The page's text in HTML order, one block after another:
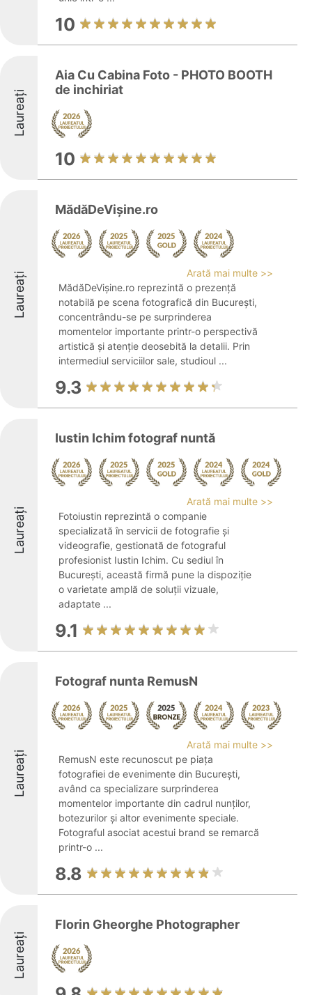
10
Laureați
Aia Cu Cabina Foto - PHOTO BOOTH
de inchiriat
10
Laureați
MădăDeVișine.ro
Arată mai multe >>
MădăDeVișine.ro reprezintă o prezență
notabilă pe scena fotografică din București,
concentrându-se pe surprinderea
momentelor importante printr-o perspectivă
artistică și atenție deosebită la detalii. Prin
intermediul serviciilor sale, studioul ...
9.3
Laureați
Iustin Ichim fotograf nuntă
Arată mai multe >>
Fotoiustin reprezintă o companie
specializată în servicii de fotografie și
videografie, gestionată de fotograful
profesionist Iustin Ichim. Cu sediul în
București, această firmă pune la dispoziție
o varietate amplă de soluții vizuale,
adaptate ...
9.1
Laureați
Fotograf nunta RemusN
Arată mai multe >>
RemusN este recunoscut pe piața
fotografiei de evenimente din București,
având ca specializare surprinderea
momentelor importante din cadrul nunților,
botezurilor și altor evenimente speciale.
Fotograful asociat acestui brand se remarcă
printr-o ...
8.8
Laureați
Florin Gheorghe Photographer